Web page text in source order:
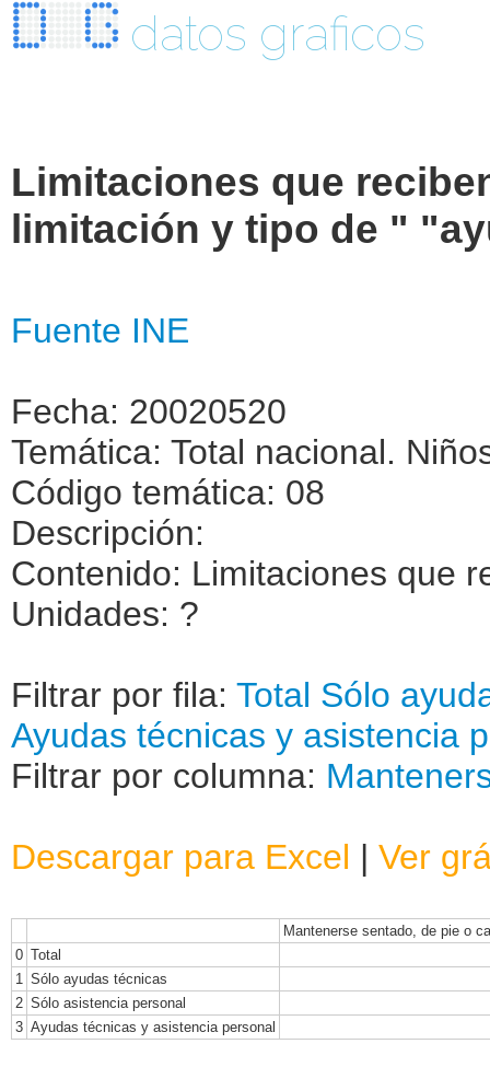
datos graficos
Limitaciones que
limitación y tipo de "
Fuente INE
Fecha: 20020520
Temática: Total nacional.
Código temática: 08
Descripción:
Contenido: Limitaciones que
Unidades: ?
Filtrar por fila: Total Sólo
Ayudas técnicas y asistencia
Filtrar por columna:
Descargar para Excel | Ver
Mantenerse sentado, de pie o
0 Total
1 Sólo ayudas técnicas
2 Sólo asistencia personal
3 Ayudas técnicas y asistencia personal